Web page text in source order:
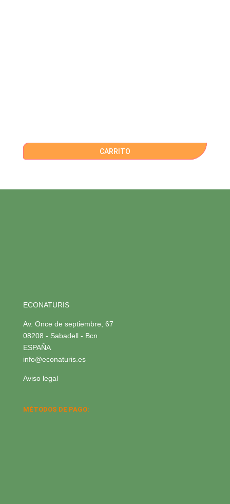
CARRITO
ECONATURIS
Av. Once de septiembre, 67
08208 - Sabadell - Bcn
ESPAÑA
info@econaturis.es
Aviso legal
MÉTODOS DE PAGO: